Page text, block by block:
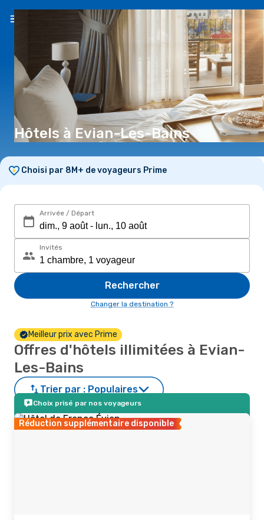
FR(€)
Hôtels à Evian-Les-Bains
Choisi par 8M+ de voyageurs Prime
Arrivée / Départ
Invités
Rechercher
Changer la destination ?
Meilleur prix avec Prime
Offres d'hôtels illimitées à Evian-
Les-Bains
Trier par : Populaires
Choix prisé par nos voyageurs
Réduction supplémentaire disponible